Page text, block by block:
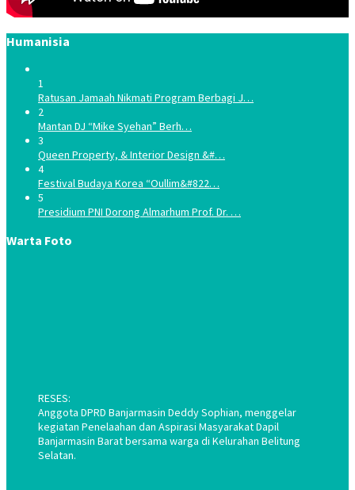
Humanisia
1
Ratusan Jamaah Nikmati Program Berbagi J…
2
Mantan DJ “Mike Syehan” Berh…
3
Queen Property, & Interior Design &#…
4
Festival Budaya Korea “Oullim&#822…
5
Presidium PNI Dorong Almarhum Prof. Dr. …
Warta Foto
RESES:
Anggota DPRD Banjarmasin Deddy Sophian, menggelar
kegiatan Penelaahan dan Aspirasi Masyarakat Dapil
Banjarmasin Barat bersama warga di Kelurahan Belitung
Selatan.